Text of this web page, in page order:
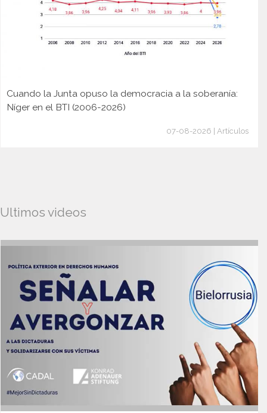
Cuando la Junta opuso la democracia a la soberanía:
Níger en el BTI (2006-2026)
07-08-2026 | Artículos
Ultimos videos